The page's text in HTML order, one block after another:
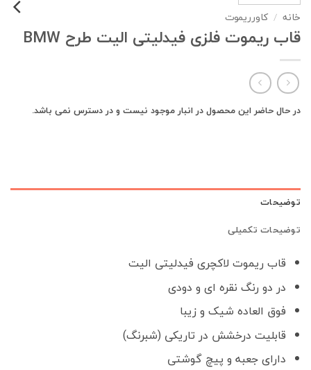
خانه / کاورریموت
قاب ریموت فلزی فیدلیتی الیت طرح BMW
در حال حاضر این محصول در انبار موجود نیست و در دسترس نمی باشد.
توضیحات
توضیحات تکمیلی
قاب ریموت لاکچری فیدلیتی الیت
در دو رنگ نقره ای و دودی
فوق العاده شیک و زیبا
قابلیت درخشش در تاریکی (شبرنگ)
دارای جعبه و پیچ گوشتی